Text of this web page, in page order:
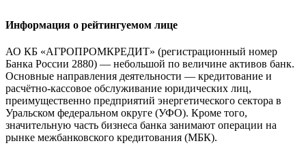
Информация о рейтингуемом лице
АО КБ «АГРОПРОМКРЕДИТ» (регистрационный номер
Банка России 2880) — небольшой по величине активов банк.
Основные направления деятельности — кредитование и
расчётно-кассовое обслуживание юридических лиц,
преимущественно предприятий энергетического сектора в
Уральском федеральном округе (УФО). Кроме того,
значительную часть бизнеса банка занимают операции на
рынке межбанковского кредитования (МБК).